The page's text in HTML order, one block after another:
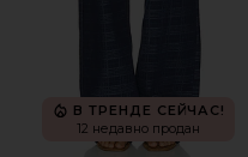
В ТРЕНДЕ СЕЙЧАС!
12 недавно продан